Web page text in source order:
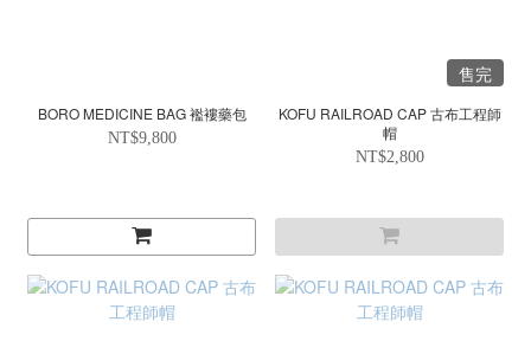
BORO MEDICINE BAG 襤褸藥包
NT$9,800
售完
KOFU RAILROAD CAP 古布工程師
帽
NT$2,800